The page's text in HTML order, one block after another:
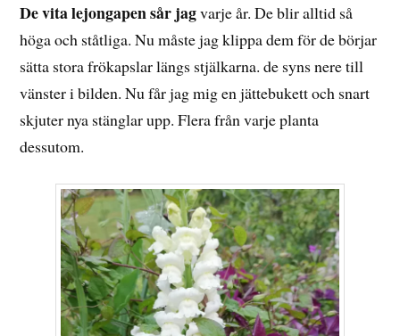
De vita lejongapen sår jagvarje år. De blir alltid så
höga och ståtliga. Nu måste jag klippa dem för de börjar
sätta stora frökapslar längs stjälkarna. de syns nere till
vänster i bilden. Nu får jag mig en jättebukett och snart
skjuter nya stänglar upp. Flera från varje planta
dessutom.